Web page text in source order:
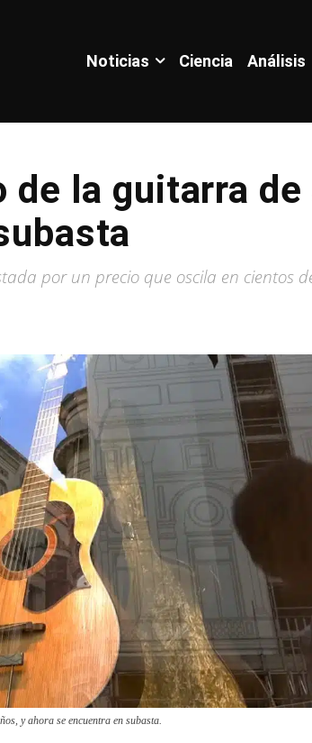
Noticias Ciencia Análisis
de la guitarra
por un precio que oscila en cientos
y ahora se encuentra en subasta.